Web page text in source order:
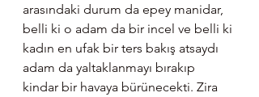
arasındaki durum da epey manidar,
belli ki o adam da bir incel ve belli ki
kadın en ufak bir ters bakış atsaydı
adam da yaltaklanmayı bırakıp
kindar bir havaya bürünecekti. Zira